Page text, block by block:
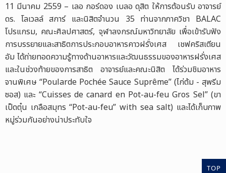
11 มีนาคม 2559 – เลอ กอร์ดอง เบลอ ดุสิต ให้การต้อนรับ อาจารย์
ดร. โลเวลล์ สการ์ และนิสิตจำนวน 35 ท่านจากภาควิชา BALAC
โปรแกรม, คณะศิลปศาสตร์, จุฬาลงกรณ์มหาวิทยาลัย เพื่อเข้ารับฟัง
การบรรยายและสาธิตการประกอบอาหารคาวฝรั่งเศส เชฟคริสเตียน
อัม ได้ถ่ายทอดความรู้ทางด้านอาหารและวัฒนธรรมของอาหารฝรั่งเศส
และในช่วงท้ายของการสาธิต อาจารย์และคณะนิสิต ได้ร่วมชิมอาหาร
จานพิเศษ “Poularde Pochée Sauce Suprême” (ไก่ต้ม - สุพรีม
ซอส) และ “Cuisses de canard en Pot-au-feu Gros Sel” (ขา
เป็ดตุ๋น เกลือสมุทร “Pot-au-feu” with sea salt) และได้เก็บภาพ
หมู่ร่วมกันอย่างน่าประทับใจ
TOP